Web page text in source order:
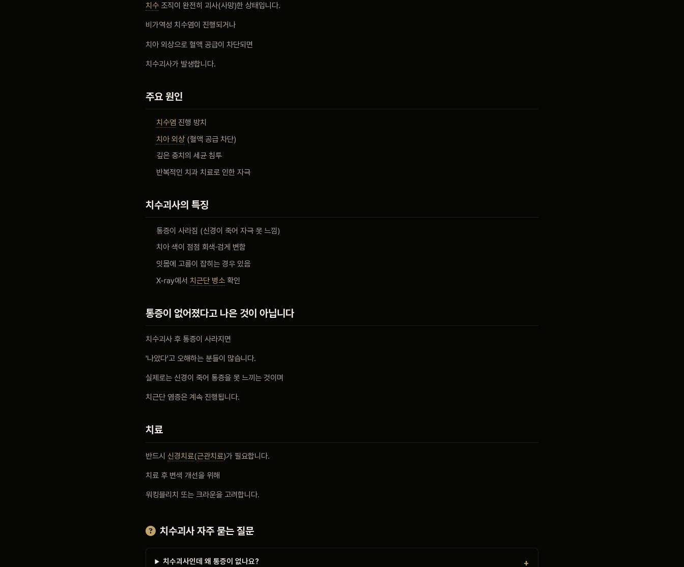
자주 묻는 질문
회원가입 / 로그인
치수 조직이 완전히 괴사(사망)한 상태입니다.
비가역성 치수염이 진행되거나
치아 외상으로 혈액 공급이 차단되면
치수괴사가 발생합니다.
주요 원인
치수염 진행 방치
치아 외상(혈액 공급 차단)
깊은 충치의 세균 침투
반복적인 치과 치료로 인한 자극
치수괴사의 특징
통증이 사라짐 (신경이 죽어 자극 못 느낌)
치아 색이 점점 회색·검게 변함
잇몸에 고름이 잡히는 경우 있음
X-ray에서 치근단 병소확인
통증이 없어졌다고 나은 것이 아닙니다
치수괴사 후 통증이 사라지면
'나았다'고 오해하는 분들이 많습니다.
실제로는 신경이 죽어 통증을 못 느끼는 것이며
치근단 염증은 계속 진행됩니다.
치료
반드시 신경치료(근관치료)가 필요합니다.
치료 후 변색 개선을 위해
워킹블리치 또는 크라운을 고려합니다.
치수괴사 자주 묻는 질문
치수괴사인데 왜 통증이 없나요?